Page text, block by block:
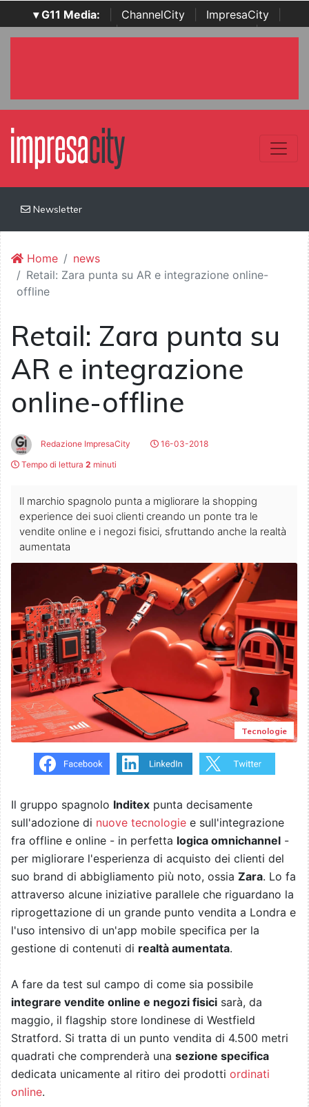
▾ G11 Media: ChannelCity ImpresaCity
SecurityOpenLab | Italian Channel Awards | Italian
Newsletter
Home
news
Retail: Zara punta su AR e integrazione online-
offline
Retail: Zara punta su
AR e integrazione
online-offline
Redazione ImpresaCity
16-03-2018
Tempo di lettura 2 minuti
Il marchio spagnolo punta a migliorare la shopping
experience dei suoi clienti creando un ponte tra le
vendite online e i negozi fisici, sfruttando anche la realtà
aumentata
Tecnologie
Il gruppo spagnolo Inditex punta decisamente
sull'adozione di nuove tecnologie e sull'integrazione
fra offline e online - in perfetta logica omnichannel -
per migliorare l'esperienza di acquisto dei clienti del
suo brand di abbigliamento più noto, ossia Zara. Lo fa
attraverso alcune iniziative parallele che riguardano la
riprogettazione di un grande punto vendita a Londra e
l'uso intensivo di un'app mobile specifica per la
gestione di contenuti di realtà aumentata.
A fare da test sul campo di come sia possibile
integrare vendite online e negozi fisici sarà, da
maggio, il flagship store londinese di Westfield
Stratford. Si tratta di un punto vendita di 4.500 metri
quadrati che comprenderà una sezione specifica
dedicata unicamente al ritiro dei prodotti ordinati
online.